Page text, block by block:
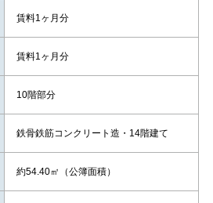
賃料1ヶ月分
賃料1ヶ月分
10階部分
鉄骨鉄筋コンクリート造・14階建て
約54.40㎡（公簿面積）